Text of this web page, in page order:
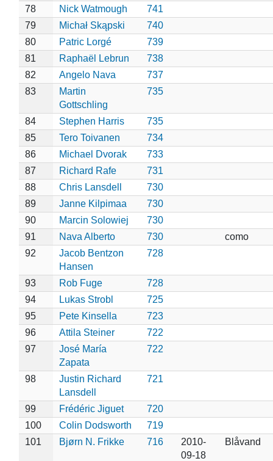
78 Nick Watmough
741
79
Michał Skąpski
740
80
Patric Lorgé
739
81
Raphaël Lebrun
738
82
Angelo Nava
737
83
Martin
Gottschling
735
84 Stephen Harris
735
85
Tero Toivanen
734
86
Michael Dvorak
733
87
Richard Rafe
731
88
Chris Lansdell
730
89
Janne Kilpimaa
730
90
Marcin Solowiej
730
91
Nava Alberto 730
como
92
Jacob Bentzon
Hansen
728
93 Rob Fuge
728
94
Lukas Strobl
725
95
Pete Kinsella
723
96
Attila Steiner
722
97
José María
Zapata
722
98
Justin Richard
Lansdell
721
99 Frédéric Jiguet
720
100
Colin Dodsworth
719
101
Bjørn N. Frikke 716
2010-
09-18
Blåvand